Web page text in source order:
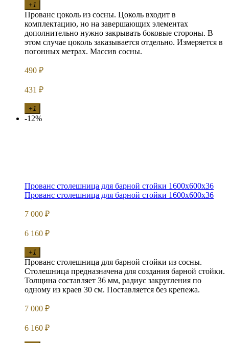
+1
Прованс цоколь из сосны. Цоколь входит в
комплектацию, но на завершающих элементах
дополнительно нужно закрывать боковые стороны. В
этом случае цоколь заказывается отдельно. Измеряется в
погонных метрах. Массив сосны.
490 ₽
431 ₽
+1
-12%
Прованс столешница для барной стойки 1600х600х36
Прованс столешница для барной стойки 1600х600х36
7 000 ₽
6 160 ₽
+1
Прованс столешница для барной стойки из сосны.
Столешница предназначена для создания барной стойки.
Толщина составляет 36 мм, радиус закругления по
одному из краев 30 см. Поставляется без крепежа.
7 000 ₽
6 160 ₽